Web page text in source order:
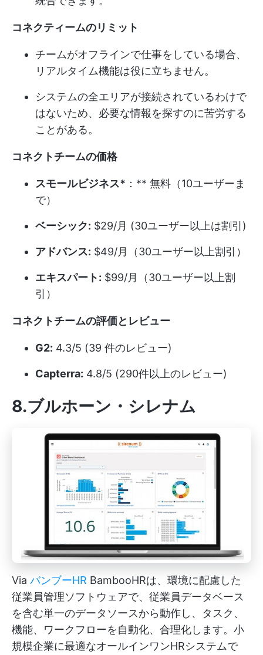
コネクティームのリミット
チームがオフラインで仕事をしている場合、
リアルタイム機能は役に立ちません。
システムの全エリアが接続されているわけで
はないため、必要な情報を探すのに苦労する
ことがある。
コネクトチームの価格
スモールビジネス* ：** 無料（10ユーザーま
で）
ベーシック: $29/月 (30ユーザー以上は割引)
アドバンス: $49/月（30ユーザー以上割引）
エキスパート: $99/月（30ユーザー以上割
引）
コネクトチームの評価とレビュー
G2: 4.3/5 (39 件のレビュー)
Capterra: 4.8/5 (290件以上のレビュー)
8.ブルホーン・シレナム
Via バンブーHR BambooHRは、環境に配慮した
従業員管理ソフトウェアで、従業員データベース
を含む単一のデータソースから動作し、タスク、
機能、ワークフローを自動化、合理化します。小
規模企業に最適なオールインワンHRシステムで